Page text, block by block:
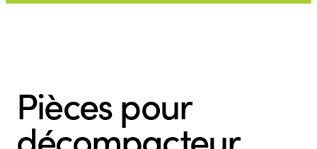
Pièces pour